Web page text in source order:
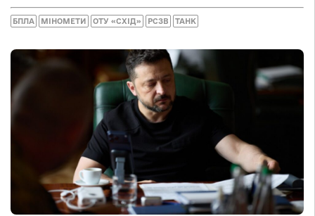
БПЛА МІНОМЕТИ ОТУ «СХІД» РСЗВ ТАНК